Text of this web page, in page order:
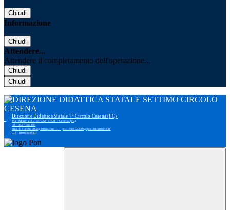
Chiudi
Informazione
Chiudi
Attendere...
Attendere il completamento dell'operazione...
Chiudi
Chiudi
Direzione Didattica Statale 7° Circolo Cesena (FC)
Via Adone Zoli, 35 CAP 47521 - Cesena (FC)
tel: 0547-383193
email: foee02300r@istruzione.it - pec: foee02300r@pec.istruzione.it
C.F. 81007690407